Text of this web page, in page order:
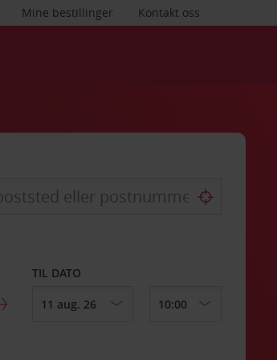
Kontakt oss
Mine bestillinger
TIL DATO